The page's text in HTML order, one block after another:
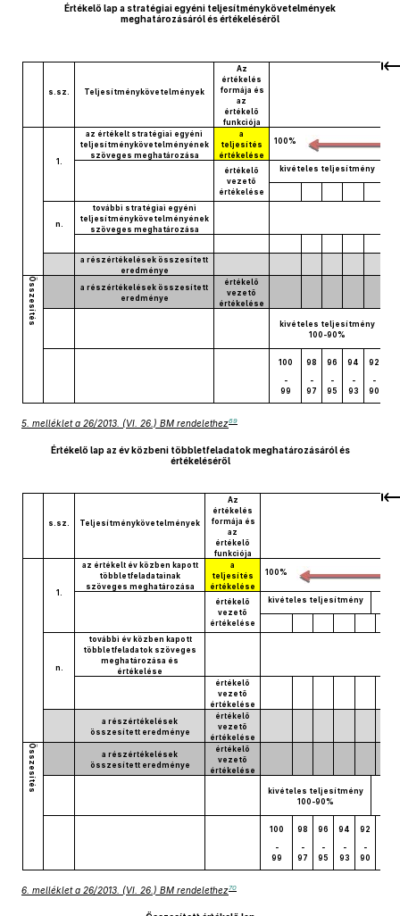
Értékelő lap a stratégiai egyéni teljesítménykövetelmények
meghatározásáról és értékeléséről
s.sz. Teljesítménykövetelmények
Az
értékelés
formája és
az
értékelő
funkciója
1.
az értékelt stratégiai egyéni
teljesítménykövetelményének
szöveges meghatározása
a
teljesítés
értékelése
100%
értékelő
vezető
értékelése
kivételes teljesítmény
n.
további stratégiai egyéni
teljesítménykövetelményének
szöveges meghatározása
a részértékelések összesített
eredménye
Összesítés
a részértékelések összesített
eredménye
értékelő
vezető
értékelése
kivételes teljesítmény
100-90%
100
-
99
98
-
97
96
-
95
94
-
93
92
-
90
5. melléklet a 26/2013. (VI. 26.) BM rendelethez69
Értékelő lap az év közbeni többletfeladatok meghatározásáról és
értékeléséről
s.sz. Teljesítménykövetelmények
Az
értékelés
formája és
az
értékelő
funkciója
1.
az értékelt év közben kapott
többletfeladatainak
szöveges meghatározása
a
teljesítés
értékelése
100%
értékelő
vezető
értékelése
kivételes teljesítmény
n.
további év közben kapott
többletfeladatok szöveges
meghatározása és
értékelése
értékelő
vezető
értékelése
a részértékelések
összesített eredménye
értékelő
vezető
értékelése
Összesítés
a részértékelések
összesített eredménye
értékelő
vezető
értékelése
kivételes teljesítmény
100-90%
100
-
99
98
-
97
96
-
95
94
-
93
92
-
90
6. melléklet a 26/2013. (VI. 26.) BM rendelethez70